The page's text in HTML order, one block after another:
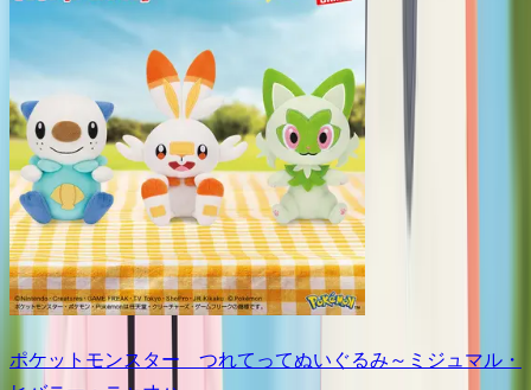
ポケットモンスター つれてってぬいぐるみ～ミジュマル・